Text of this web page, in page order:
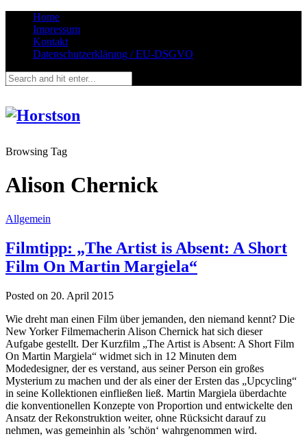
Home
Impressum
Kontakt
Datenschutzerklärung / EU-DSGVO
Browsing Tag
Alison Chernick
Allgemein
Filmtipp: „The Artist is Absent: A Short
Film On Martin Margiela“
Posted on 20. April 2015
Wie dreht man einen Film über jemanden, den niemand kennt? Die
New Yorker Filmemacherin Alison Chernick hat sich dieser
Aufgabe gestellt. Der Kurzfilm „The Artist is Absent: A Short Film
On Martin Margiela“ widmet sich in 12 Minuten dem
Modedesigner, der es verstand, aus seiner Person ein großes
Mysterium zu machen und der als einer der Ersten das „Upcycling“
in seine Kollektionen einfließen ließ. Martin Margiela überdachte
die konventionellen Konzepte von Proportion und entwickelte den
Ansatz der Rekonstruktion weiter, ohne Rücksicht darauf zu
nehmen, was gemeinhin als ’schön‘ wahrgenommen wird.